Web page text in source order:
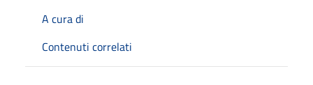
A cura di
Contenuti correlati